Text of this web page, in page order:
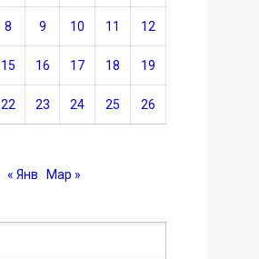
8 9 10 11 12
15 16 17 18 19
22 23 24 25 26
« Янв Мар »